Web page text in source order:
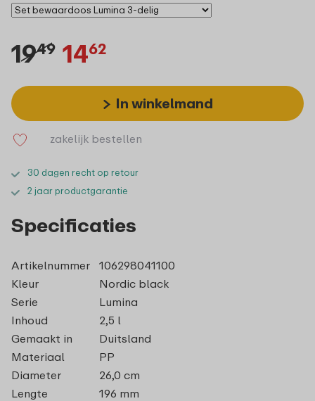
1949 1462
In winkelmand
zakelijk bestellen
30 dagen recht op retour
2 jaar productgarantie
Specificaties
Artikelnummer
106298041100
Kleur
Nordic black
Serie
Lumina
Inhoud
2,5 l
Gemaakt in
Duitsland
Materiaal
PP
Diameter
26,0 cm
Lengte
196 mm